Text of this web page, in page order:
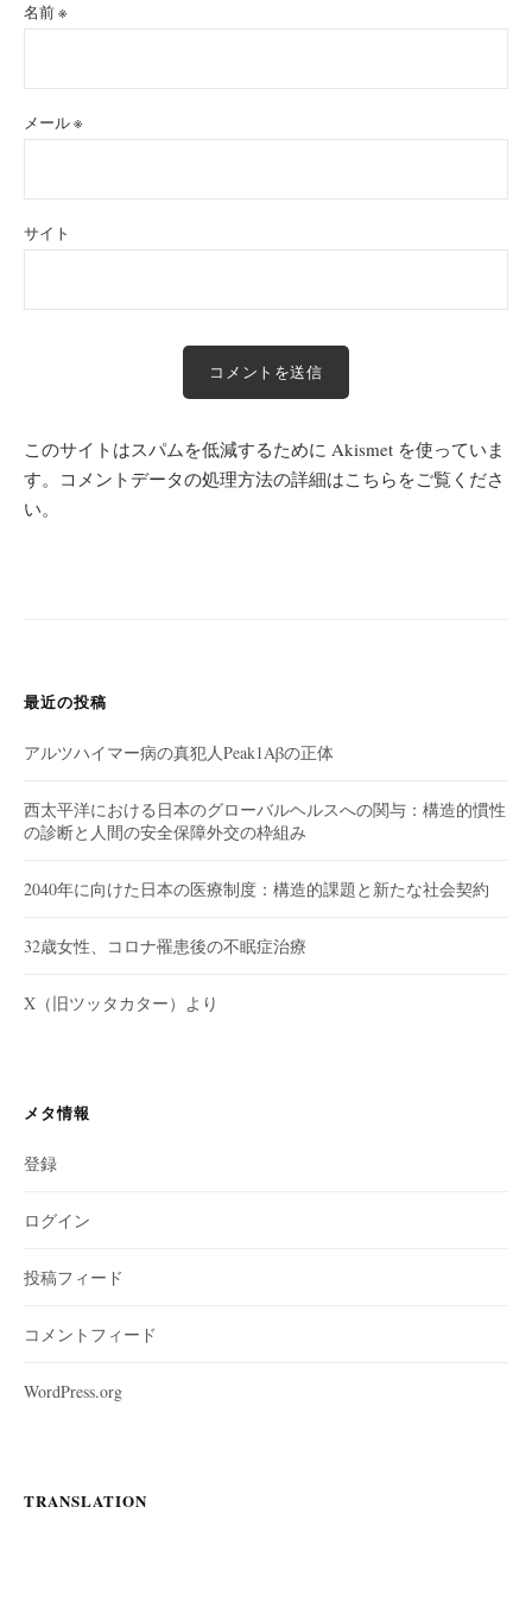
名前※
メール※
サイト
このサイトはスパムを低減するために Akismet を使っていま
す。 コメントデータの処理方法の詳細はこちらをご覧くださ
い。
最近の投稿
アルツハイマー病の真犯人Peak1Aβの正体
西太平洋における日本のグローバルヘルスへの関与：構造的慣性
の診断と人間の安全保障外交の枠組み
2040年に向けた日本の医療制度：構造的課題と新たな社会契約
32歳女性、コロナ罹患後の不眠症治療
X（旧ツッタカター）より
メタ情報
登録
ログイン
投稿フィード
コメントフィード
WordPress.org
TRANSLATION